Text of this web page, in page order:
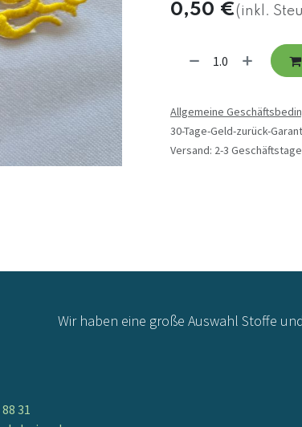
0,50 €(inkl.
Allgemeine
30-Tage-Geld-zurück-
Versand: 2-3 Geschäftstage
Wir haben eine große Auswahl Stoffe
31